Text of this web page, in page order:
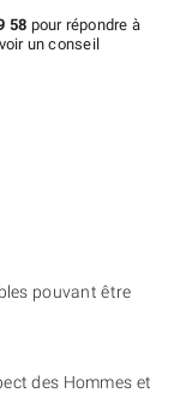
à chaud
selon l’effet
techniques
pouvant être
des Hommes et
58 pour répondre à
un conseil